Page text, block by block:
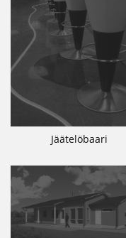
Jäätelöbaari